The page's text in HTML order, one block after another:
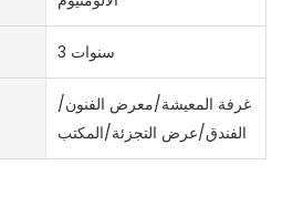
3 سنوات
غرفة المعيشة/معرض الفنون/
الفندق/عرض التجزئة/المكتب